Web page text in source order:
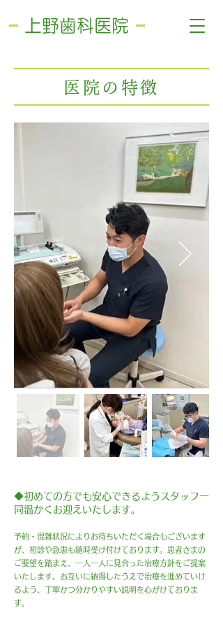
​上野歯科医院
医院の特徴
◆初めての方でも安心できるようスタッフ一
同温かくお迎えいたします。
予約・混雑状況によりお待ちいただく場合もございます
が、初診や急患も随時受け付けております。患者さまの
ご要望を踏まえ、一人一人に見合った治療方針をご提案
いたします。お互いに納得したうえで治療を進めていけ
るよう、丁寧かつ分かりやすい説明を心がけておりま
す。